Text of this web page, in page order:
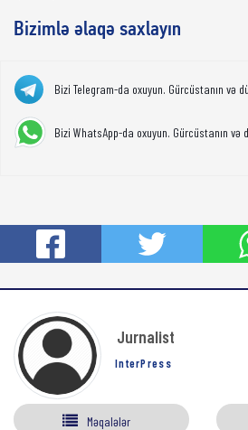
Bizimlə əlaqə saxlayın
Bizi Telegram-da oxuyun. Gürcüstanın və
Bizi WhatsApp-da oxuyun. Gürcüstanın və
Jurnalist
InterPress
Məqalələr